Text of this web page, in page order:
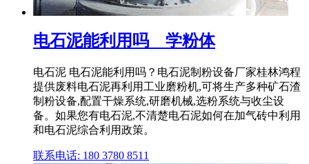
电石泥能利用吗 _ 学粉体
电石泥 电石泥能利用吗？电石泥制粉设备厂家桂林鸿程
提供废料电石泥再利用工业磨粉机,可将生产多种矿石渣
制粉设备,配置干燥系统,研磨机械,选粉系统与收尘设
备。如果您有电石泥,不清楚电石泥如何在加气砖中利用
和电石泥综合利用政策。
联系电话: 180 3780 8511